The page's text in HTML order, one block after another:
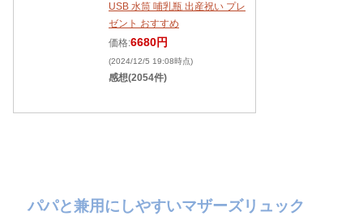
USB 水筒 哺乳瓶 出産祝い プレ
ゼント おすすめ
価格:6680円
(2024/12/5 19:08時点)
感想(2054件)
パパと兼用にしやすいマザーズリュック